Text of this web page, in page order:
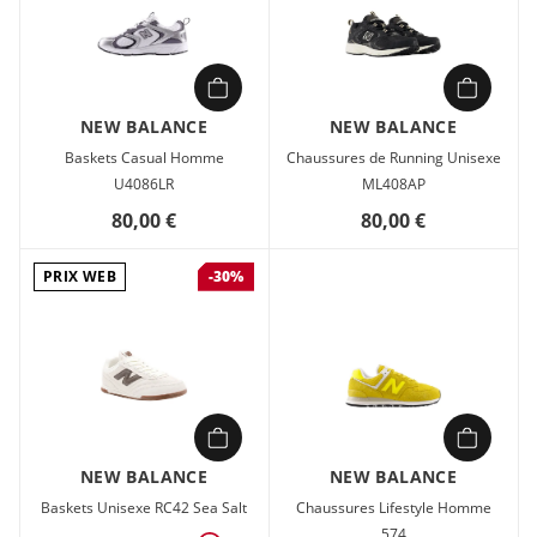
NEW BALANCE
Baskets Casual Homme
U4086LR
80,00 €
NEW BALANCE
Chaussures de Running Unisexe
ML408AP
80,00 €
PRIX WEB -30%
NEW BALANCE
Baskets Unisexe RC42 Sea Salt
NEW BALANCE
Chaussures Lifestyle Homme